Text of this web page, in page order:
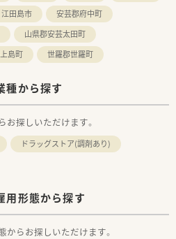
均残業時間は月5時間から6時間程度
確に計算され支給されます。
れており、日祝に加えて平日1日がお
にリフレッシュできます。
規則的な働き方が可能です。
江田島市
安芸郡府中町
山県郡安芸太田町
島町 世羅郡世羅町
種から探す
探しいただけます。
ドラッグストア(調剤あり)
用形態から探す
らお探しいただけます。